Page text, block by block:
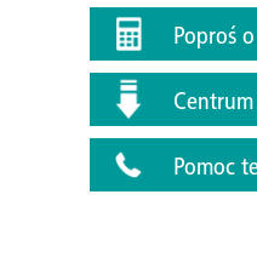
Poproś
Pomoc